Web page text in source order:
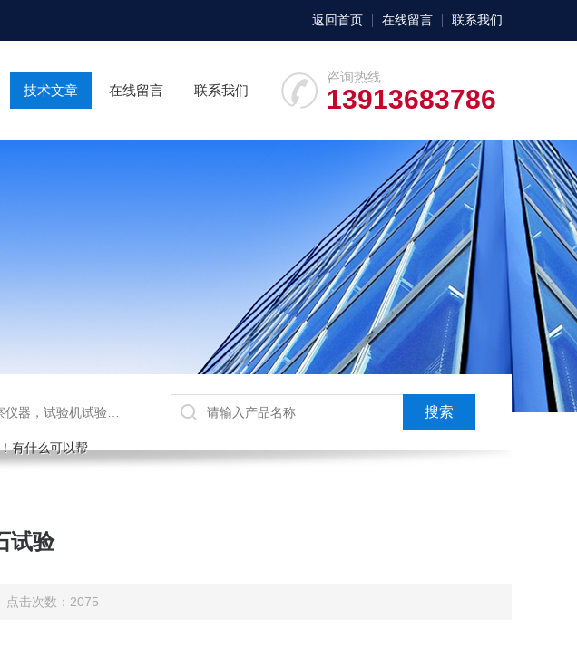
有什么可以帮
返回首页 在线留言 联系我们
咨询热线
13913683786
技术文章 在线留言 联系我们
机试验箱，整体方案
试验
击次数：2075